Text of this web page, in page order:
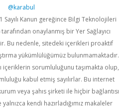
@karabul
Sayılı Kanun gereğince Bilgi Teknolojileri
onaylanmış bir Yer Sağlayıcı
Bu nedenle, sitedeki içerikleri proaktif
yükümlülüğümüz bulunmamaktadır.
içeriklerin sorumluluğunu taşımakta olup,
kabul etmiş sayılırlar. Bu internet
veya şahıs şirketi ile hiçbir bağlantısı
kendi hazırladığımız makaleler